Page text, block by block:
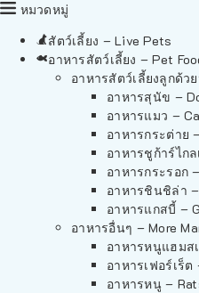
หมวดหมู่
สัตว์เลี้ยง – Live Pets
อาหารสัตว์เลี้ยง – Pet
อาหารสัตว์เลี้ยงลูกด้ว
อาหารสุนัข –
อาหารแมว –
อาหารกระต่าย
อาหารชูก้าร์ไก
อาหารกระรอก
อาหารชินชิล่า
อาหารแกสบี้ –
อาหารอื่นๆ – More
อาหารหนูแฮมส
อาหารเฟอร์เร็ต
อาหารหนู –